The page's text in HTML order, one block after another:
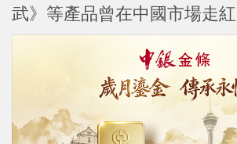
武》等產品曾在中國市場走紅